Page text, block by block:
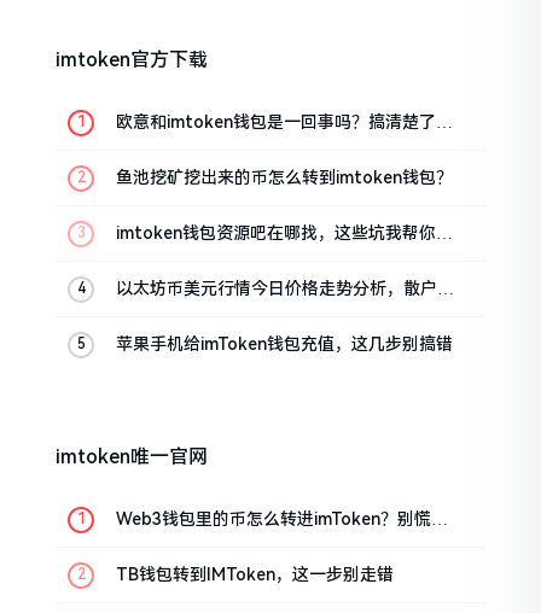
imtoken官方下载
欧意和imtoken钱包是一回事吗？搞清楚了再
鱼池挖矿挖出来的币怎么转到imtoken钱包？
imtoken钱包资源吧在哪找，这些坑我帮你趟
以太坊币美元行情今日价格走势分析，散户如
苹果手机给imToken钱包充值，这几步别搞错
imtoken唯一官网
Web3钱包里的币怎么转进imToken？别慌，
TB钱包转到IMToken，这一步别走错